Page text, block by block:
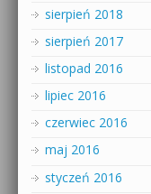
sierpień 2018
sierpień 2017
listopad 2016
lipiec 2016
czerwiec 2016
maj 2016
styczeń 2016